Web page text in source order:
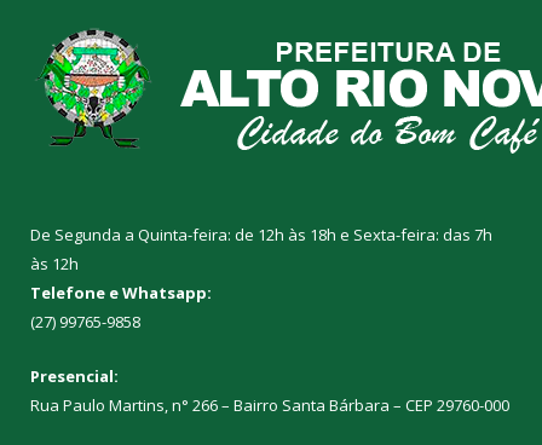
De Segunda a Quinta-feira: de 12h às 18h e Sexta-feira: das 7h
às 12h
Telefone e Whatsapp:
(27) 99765-9858
Presencial:
Rua Paulo Martins, n° 266 – Bairro Santa Bárbara – CEP 29760-000